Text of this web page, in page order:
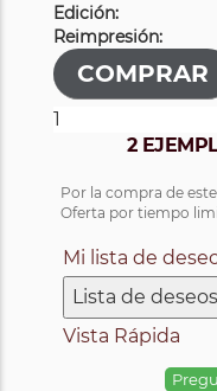
Edición:
Reimpresión:
2
Por la compra de
Oferta por tiempo
Mi lista de
Lista de deseos
Vista Rápida